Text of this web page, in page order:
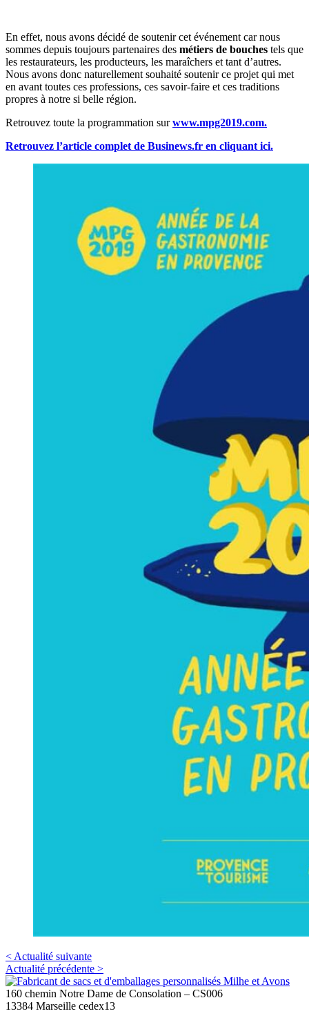
En effet, nous avons décidé de soutenir cet événement car nous
sommes depuis toujours partenaires des métiers de bouches tels que
les restaurateurs, les producteurs, les maraîchers et tant d’autres.
Nous avons donc naturellement souhaité soutenir ce projet qui met
en avant toutes ces professions, ces savoir-faire et ces traditions
propres à notre si belle région.
Retrouvez toute la programmation surwww.mpg2019.com.
Retrouvez l’article complet de Businews.fr en cliquant ici.
< Actualité suivante
Actualité précédente >
160 chemin Notre Dame de Consolation – CS006
13384 Marseille cedex13